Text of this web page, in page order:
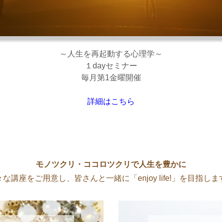
～人生を再起動する心理学～
１dayセミナー
毎月第1金曜開催
詳細はこちら
モノツクリ・ココロツクリで人生を豊かに
な講座をご用意し、皆さんと一緒に「enjoy life!」を目指しま